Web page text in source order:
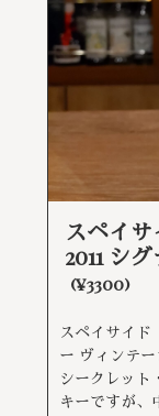
スペイ
2011 シ
(¥3300)
スペイサイド
ー ヴィンテー
シークレット
キーですが、